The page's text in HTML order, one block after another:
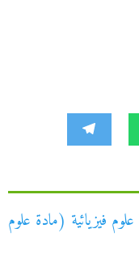
علوم فيزيائية (مادة علوم